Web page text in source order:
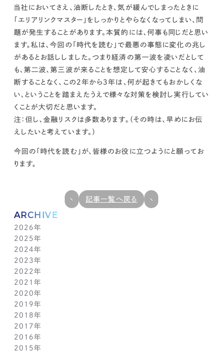
ARCHIVE
2026年
7月(1)
6月(1)
5月(1)
4月(1)
3月(1)
2月(1)
1月(1)
2025年
12月(1)
11月(1)
10月(1)
9月(1)
8月(1)
7月(1)
6月(1)
5月(1)
4月(1)
3月(1)
2024年
11月(1)
10月(1)
9月(1)
8月(1)
7月(1)
6月(1)
5月(1)
4月(1)
3月(1)
2023年
11月(1)
10月(1)
9月(1)
8月(1)
7月(1)
6月(1)
5月(1)
4月(1)
2022年
11月(1)
10月(1)
9月(1)
8月(1)
7月(1)
6月(1)
5月(1)
2021年
11月(1)
10月(1)
9月(1)
8月(1)
7月(1)
6月(1)
2020年
11月(2)
9月(2)
7月(1)
6月(2)
5月(2)
2019年
12月(2)
10月(1)
9月(2)
7月(1)
2018年
12月(1)
11月(1)
10月(1)
2017年
12月(1)
11月(1)
2016年
12月(1)
2015年
当社においてさえ、油断したとき、気が緩んでしまったときに
「エリアリンクマスター」をしっかりとやらなくなってしまい、問
題が発生することがあります。本質的には、何事も同じだと思い
ます。 私は、今回の「時代を読む」で最悪の事態に変化の兆し
があるとお話ししました。つまり経済の第一波を凌いだとして
も、第二波、第三波が来ることを想定して安心することなく、油
断することなく、この２年から３年は、何が起きてもおかしくな
い、ということを踏まえたうえで様々な対策を検討し実行してい
くことが大切だと思います。
注：但し、金融リスクは多数あります。（その時は、早めにお伝
えしたいと考えています。）
今回の「時代を読む」が、皆様のお役に立つようにと願ってお
ります。
記事一覧へ戻る